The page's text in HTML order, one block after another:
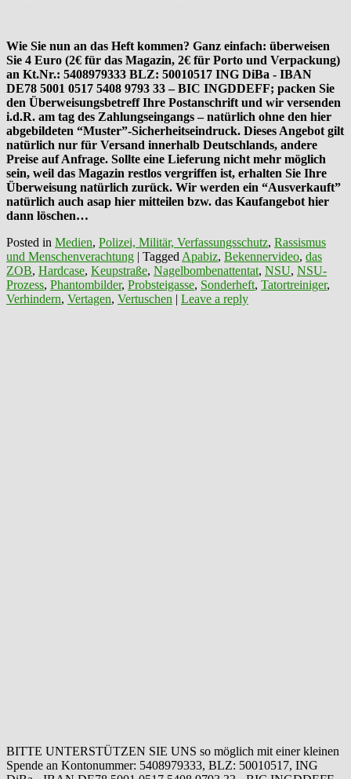
Wie Sie nun an das Heft kommen? Ganz einfach: überweisen
Sie 4 Euro (2€ für das Magazin, 2€ für Porto und Verpackung)
an Kt.Nr.: 5408979333 BLZ: 50010517 ING DiBa - IBAN
DE78 5001 0517 5408 9793 33 – BIC INGDDEFF; packen Sie
den Überweisungsbetreff Ihre Postanschrift und wir versenden
i.d.R. am tag des Zahlungseingangs – natürlich ohne den hier
abgebildeten “Muster”-Sicherheitseindruck. Dieses Angebot gilt
natürlich nur für Versand innerhalb Deutschlands, andere
Preise auf Anfrage. Sollte eine Lieferung nicht mehr möglich
sein, weil das Magazin restlos vergriffen ist, erhalten Sie Ihre
Überweisung natürlich zurück. Wir werden ein “Ausverkauft”
natürlich auch asap hier mitteilen bzw. das Kaufangebot hier
dann löschen…
Posted in Medien, Polizei, Militär, Verfassungsschutz, Rassismus
und Menschenverachtung | Tagged Apabiz, Bekennervideo, das
ZOB, Hardcase, Keupstraße, Nagelbombenattentat, NSU, NSU-
Prozess, Phantombilder, Probsteigasse, Sonderheft, Tatortreiniger,
Verhindern, Vertagen, Vertuschen | Leave a reply
BITTE UNTERSTÜTZEN SIE UNS so möglich mit einer kleinen
Spende an Kontonummer: 5408979333, BLZ: 50010517, ING